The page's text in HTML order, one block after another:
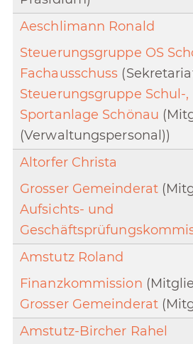
Aeschlimann Ronald
Steuerungsgruppe OS
Fachausschuss
Steuerungsgruppe Schul-
Sportanlage Schönau
(Verwaltungspersonal))
Altorfer Christa
Grosser Gemeinderat
Aufsichts- und
Amstutz Roland
Finanzkommission
Grosser Gemeinderat
Amstutz-Bircher Rahel